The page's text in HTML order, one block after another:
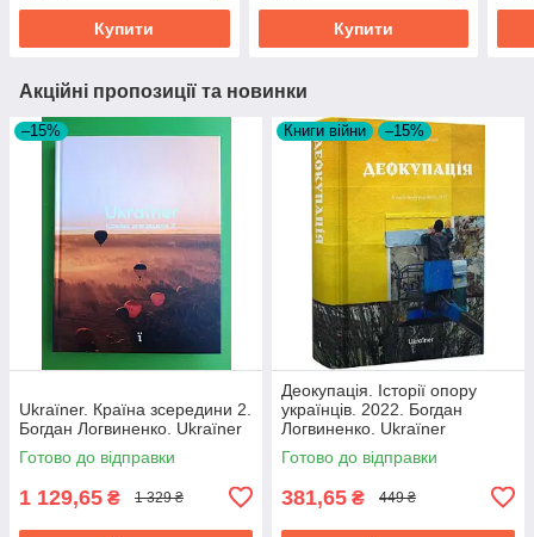
Купити Купити
Акційні пропозиції та новинки
–15%
Ukraїner. Країна зсередини 2.
Богдан Логвиненко. Ukraїner
Готово до відправки
1 129,65 ₴ 1 329 ₴
Книги війни –15%
Деокупація. Історії опору
українців. 2022. Богдан
Логвиненко. Ukraїner
Готово до відправки
381,65 ₴ 449 ₴